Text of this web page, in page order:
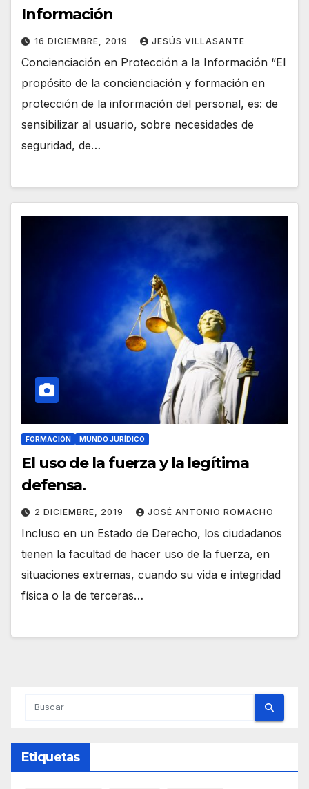
Información
16 DICIEMBRE, 2019 JESÚS VILLASANTE
Concienciación en Protección a la Información “El
propósito de la concienciación y formación en
protección de la información del personal, es: de
sensibilizar al usuario, sobre necesidades de
seguridad, de…
FORMACIÓN MUNDO JURÍDICO
El uso de la fuerza y la legítima
defensa.
2 DICIEMBRE, 2019 JOSÉ ANTONIO ROMACHO
Incluso en un Estado de Derecho, los ciudadanos
tienen la facultad de hacer uso de la fuerza, en
situaciones extremas, cuando su vida e integridad
física o la de terceras…
Etiquetas